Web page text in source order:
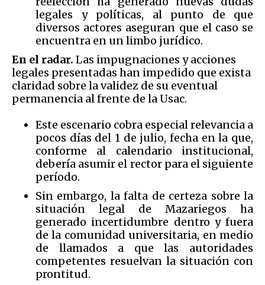
legales y políticas, al punto de que
diversos actores aseguran que el caso se
encuentra en un limbo jurídico.
En el radar. Las impugnaciones y acciones
legales presentadas han impedido que exista
claridad sobre la validez de su eventual
permanencia al frente de la Usac.
Este escenario cobra especial relevancia a
pocos días del 1 de julio, fecha en la que,
conforme al calendario institucional,
debería asumir el rector para el siguiente
período.
Sin embargo, la falta de certeza sobre la
situación legal de Mazariegos ha
generado incertidumbre dentro y fuera
de la comunidad universitaria, en medio
de llamados a que las autoridades
competentes resuelvan la situación con
prontitud.